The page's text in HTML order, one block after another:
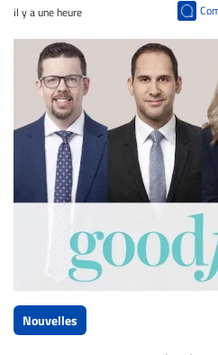
il y a une heure
Nouvelles